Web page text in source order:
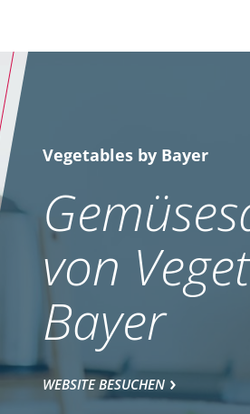
Vegetables by Bayer
von
Bayer
WEBSITE BESUCHEN